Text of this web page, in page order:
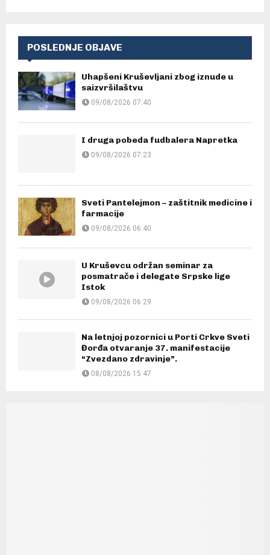
POSLEDNJE OBJAVE
Uhapšeni Kruševljani zbog iznude u
saizvršilaštvu
09/08/2026 07:40
I druga pobeda fudbalera Napretka
09/08/2026 07:23
Sveti Pantelejmon – zaštitnik medicine i
farmacije
09/08/2026 06:40
U Kruševcu održan seminar za
posmatrače i delegate Srpske lige
Istok
09/08/2026 06:29
Na letnjoj pozornici u Porti Crkve Sveti
Đorđa otvaranje 37. manifestacije
“Zvezdano zdravinje”.
08/08/2026 15:47